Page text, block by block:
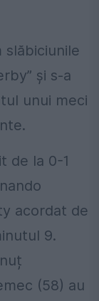
slăbiciunile
și s-a
unui meci
de la 0-1
acordat de
9.
(58) au